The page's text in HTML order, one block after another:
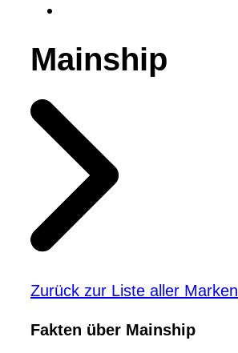
Mainship
Zurück zur Liste aller Marken
Fakten über Mainship